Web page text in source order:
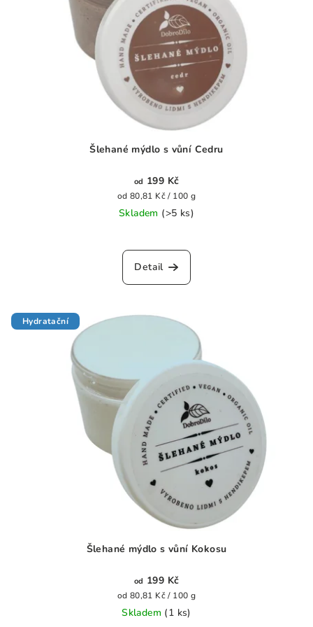
Šlehané mýdlo s vůní Cedru
od 199 Kč
Měrná
cena:
od 80,81 Kč / 100 g
Skladem (>5 ks)
hodnocení
produktu
5
hvězdiček.
Detail
Hydratační
Šlehané mýdlo s vůní Kokosu
od 199 Kč
Měrná
cena:
od 80,81 Kč / 100 g
Skladem (1 ks)